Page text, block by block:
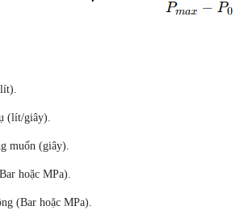
(lít/giây).
muốn (giây).
hoặc MPa).
(Bar hoặc MPa).